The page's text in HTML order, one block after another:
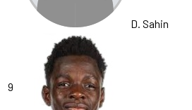
D. Sahin
9